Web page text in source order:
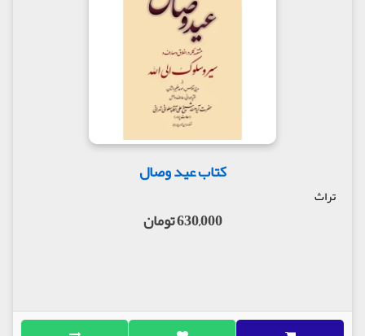
وظیفه دیگرش باز نمی‌داشته است. هنگام سفرهای
تجاری همسرش، درس را تعطیل میکرده و با او همسفر
می‌شده و هنگامی که مشغول نماز نافله بوده با آمدن
همسرش نماز مستحبی را رها می‌کرده و به وظایف
همسری‌اش می‌پرداخته و در عین حال روزی که فرزندش
از دنیا می‌رود، استادش می‌خواهد که درس را تعطیل
کند، اما این بانوی وظیفه شناس در پاسخ استادش
می‌گوید: او رفت به رحمت خدا، ما چرا درس را تعطیل
اما گردآورنده کتاب تعبیر جالبی نیز پیرامون این کتاب
«همانطوری که در مقدمه کتاب باده گلگون متذکر
شده‌ام، اینگونه کتاب‌ها باید بصورت بالینی باشد، یعنی
در هر شب چند کلمه‌ای از آن مطالعه شود و با تدبر و
میکند تا در صورت نیاز بتوان دوباره به نکاتی پیرامون
یک موضوع خاص مثل نماز یا انفاق یا بلا و... مراجعه نمود.
کتاب عید وصال
تراث
630,000 تومان